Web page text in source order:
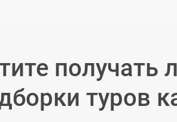
получать
туров